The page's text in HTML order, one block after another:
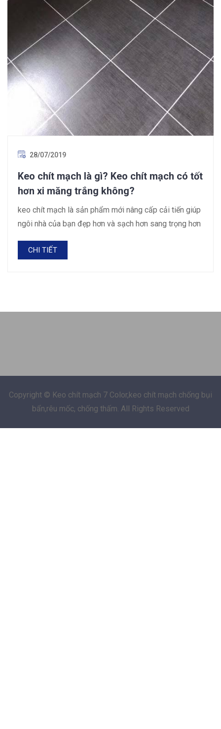
28/07/2019
Keo chít mạch là gì? Keo chít mạch có tốt
hơn xi măng trắng không?
keo chít mạch là sản phẩm mới nâng cấp cải tiến giúp
ngôi nhà của bạn đẹp hơn và sạch hơn sang trọng hơn
CHI TIẾT
Copyright © Keo chít mạch 7 Color,keo chít mạch chống bụi
bẩn,rêu mốc, chống thấm. All Rights Reserved